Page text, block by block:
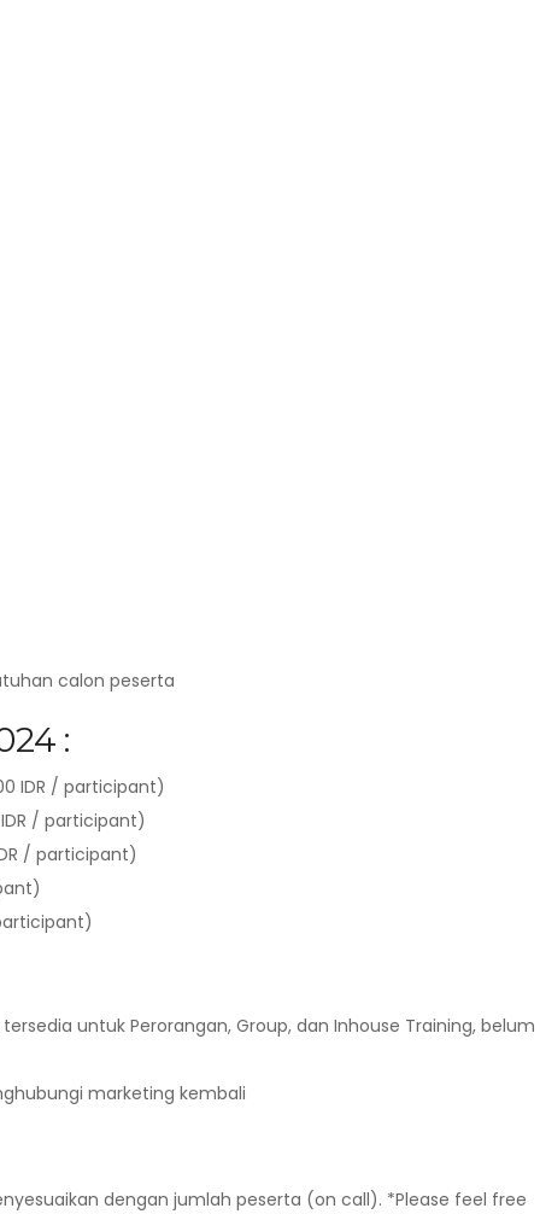
calon peserta
:
IDR / participant)
/ participant)
/ participant)
untuk Perorangan, Group, dan Inhouse Training, belum
marketing kembali
dengan jumlah peserta (on call). *Please feel free